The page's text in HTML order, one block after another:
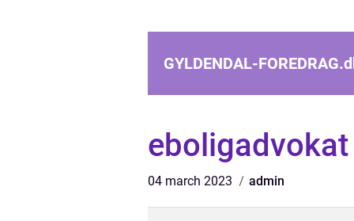
GYLDENDAL-FOREDRAG.
eboligadvokat
04 march 2023 admin